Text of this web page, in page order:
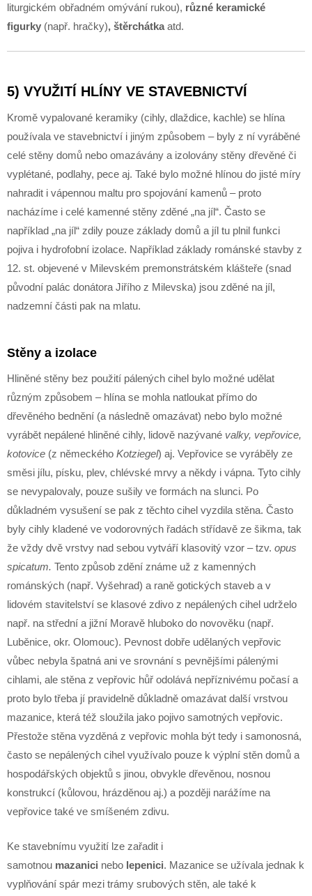
liturgickém obřadném omývání rukou), různé keramické
figurky (např. hračky), štěrchátkaatd.
5) VYUŽITÍ HLÍNY VE STAVEBNICTVÍ
Kromě vypalované keramiky (cihly, dlaždice, kachle) se hlína
používala ve stavebnictví i jiným způsobem – byly z ní vyráběné
celé stěny domů nebo omazávány a izolovány stěny dřevěné či
vyplétané, podlahy, pece aj. Také bylo možné hlínou do jisté míry
nahradit i vápennou maltu pro spojování kamenů – proto
nacházíme i celé kamenné stěny zděné „na jíl“. Často se
například „na jíl“ zdily pouze základy domů a jíl tu plnil funkci
pojiva i hydrofobní izolace. Například základy románské stavby z
12. st. objevené v Milevském premonstrátském klášteře (snad
původní palác donátora Jiřího z Milevska) jsou zděné na jíl,
nadzemní části pak na mlatu.
Stěny a izolace
Hliněné stěny bez použití pálených cihel bylo možné udělat
různým způsobem – hlína se mohla natloukat přímo do
dřevěného bednění (a následně omazávat) nebo bylo možné
vyrábět nepálené hliněné cihly, lidově nazývané valky, vepřovice,
kotovice (z německého Kotziegel) aj. Vepřovice se vyráběly ze
směsi jílu, písku, plev, chlévské mrvy a někdy i vápna. Tyto cihly
se nevypalovaly, pouze sušily ve formách na slunci. Po
důkladném vysušení se pak z těchto cihel vyzdila stěna. Často
byly cihly kladené ve vodorovných řadách střídavě ze šikma, tak
že vždy dvě vrstvy nad sebou vytváří klasovitý vzor – tzv. opus
spicatum. Tento způsob zdění známe už z kamenných
románských (např. Vyšehrad) a raně gotických staveb a v
lidovém stavitelství se klasové zdivo z nepálených cihel udrželo
např. na střední a jižní Moravě hluboko do novověku (např.
Luběnice, okr. Olomouc). Pevnost dobře udělaných vepřovic
vůbec nebyla špatná ani ve srovnání s pevnějšími pálenými
cihlami, ale stěna z vepřovic hůř odolává nepříznivému počasí a
proto bylo třeba jí pravidelně důkladně omazávat další vrstvou
mazanice, která též sloužila jako pojivo samotných vepřovic.
Přestože stěna vyzděná z vepřovic mohla být tedy i samonosná,
často se nepálených cihel využívalo pouze k výplní stěn domů a
hospodářských objektů s jinou, obvykle dřevěnou, nosnou
konstrukcí (kůlovou, hrázděnou aj.) a později narážíme na
vepřovice také ve smíšeném zdivu.
Ke stavebnímu využití lze zařadit i
samotnou mazanici nebo lepenici. Mazanice se užívala jednak k
vyplňování spár mezi trámy srubových stěn, ale také k